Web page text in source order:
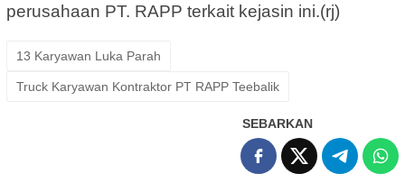
perusahaan PT. RAPP terkait kejasin ini.(rj)
13 Karyawan Luka Parah
Truck Karyawan Kontraktor PT RAPP Teebalik
SEBARKAN